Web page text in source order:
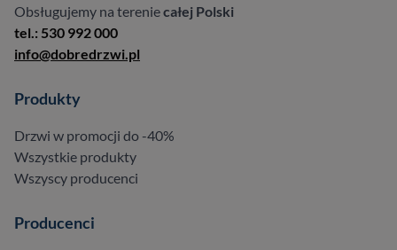
Obsługujemy na tereniecałej Polski
tel.: 530 992 000
info@dobredrzwi.pl
Produkty
Drzwi w promocji do -40%
Wszystkie produkty
Wszyscy producenci
Producenci